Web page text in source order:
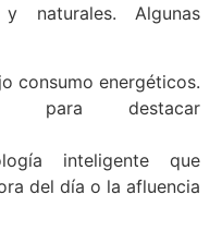
y naturales. Algunas
consumo energéticos.
para destacar
inteligente que
del día o la afluencia